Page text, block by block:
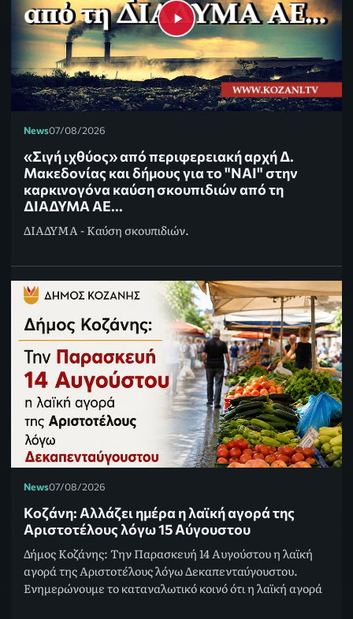
News07/08/2026
«Σιγή ιχθύος» από περιφερειακή αρχή Δ.
Μακεδονίας και δήμους για το "ΝΑΙ" στην
καρκινογόνα καύση σκουπιδιών από τη
ΔΙΑΔΥΜΑ ΑΕ...
ΔΙΑΔΥΜΑ - Καύση σκουπιδιών.
News07/08/2026
Κοζάνη: Αλλάζει ημέρα η λαϊκή αγορά της
Αριστοτέλους λόγω 15 Αύγουστου
Δήμος Κοζάνης: Την Παρασκευή 14 Αυγούστου η λαϊκή
αγορά της Αριστοτέλους λόγω Δεκαπενταύγουστου.
Ενημερώνουμε το καταναλωτικό κοινό ότι η λαϊκή αγορά